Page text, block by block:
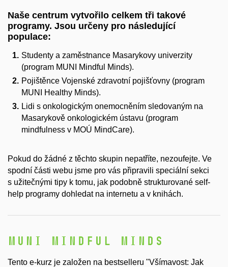
Naše centrum vytvořilo celkem tři takové
programy. Jsou určeny pro následující
populace:
Studenty a zaměstnance Masarykovy univerzity
(program MUNI Mindful Minds).
Pojištěnce Vojenské zdravotní pojišťovny (program
MUNI Healthy Minds).
Lidi s onkologickým onemocněním sledovaným na
Masarykově onkologickém ústavu (program
mindfulness v MOÚ MindCare).
Pokud do žádné z těchto skupin nepatříte, nezoufejte. Ve
spodní části webu jsme pro vás připravili speciální sekci
s užitečnými tipy k tomu, jak podobně strukturované self-
help programy dohledat na internetu a v knihách.
MUNI Mindful Minds
Tento e-kurz je založen na bestselleru "Všímavost: Jak